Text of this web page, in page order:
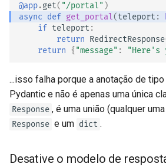
@app.get( "/portal" )
async def get_portal(teleport :
if teleport :
return RedirectResponse
return { "message" : "Here's
...isso falha porque a anotação de
Pydantic e não é apenas uma única
Response , é uma união (qualquer
Response e ​​um dict .
Desative o modelo de